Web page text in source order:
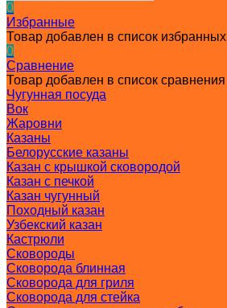
0
Избранные
Товар добавлен в список избранных
0
Сравнение
Товар добавлен в список сравнения
Чугунная посуда
Вок
Жаровни
Казаны
Белорусские казаны
Казан с крышкой сковородой
Казан с печкой
Казан чугунный
Походный казан
Узбекский казан
Кастрюли
Сковороды
Сковорода блинная
Сковорода для гриля
Сковорода для стейка